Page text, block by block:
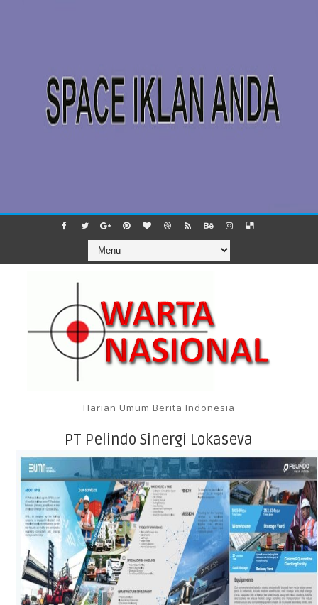
Harian Umum Berita Indonesia
PT Pelindo Sinergi Lokaseva